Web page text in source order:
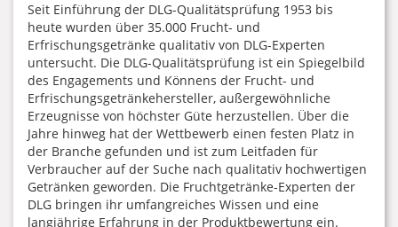
Seit Einführung der DLG-Qualitätsprüfung 1953 bis
heute wurden über 35.000 Frucht- und
Erfrischungsgetränke qualitativ von DLG-Experten
untersucht. Die DLG-Qualitätsprüfung ist ein Spiegelbild
des Engagements und Könnens der Frucht- und
Erfrischungsgetränkehersteller, außergewöhnliche
Erzeugnisse von höchster Güte herzustellen. Über die
Jahre hinweg hat der Wettbewerb einen festen Platz in
der Branche gefunden und ist zum Leitfaden für
Verbraucher auf der Suche nach qualitativ hochwertigen
Getränken geworden. Die Fruchtgetränke-Experten der
DLG bringen ihr umfangreiches Wissen und eine
langjährige Erfahrung in der Produktbewertung ein.